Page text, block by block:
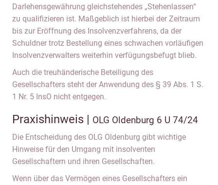
Darlehensgewährung gleichstehendes „Stehenlassen“
zu qualifizieren ist. Maßgeblich ist hierbei der Zeitraum
bis zur Eröffnung des Insolvenzverfahrens, da der
Schuldner trotz Bestellung eines schwachen vorläufigen
Insolvenzverwalters weiterhin verfügungsbefugt blieb.
Auch die treuhänderische Beteiligung des
Gesellschafters steht der Anwendung des § 39 Abs. 1 S.
1 Nr. 5 InsO nicht entgegen.
Praxishinweis | OLG Oldenburg 6 U 74/24
Die Entscheidung des OLG Oldenburg gibt wichtige
Hinweise für den Umgang mit insolventen
Gesellschaftern und ihren Gesellschaften.
Wenn über das Vermögen eines Gesellschafters ein